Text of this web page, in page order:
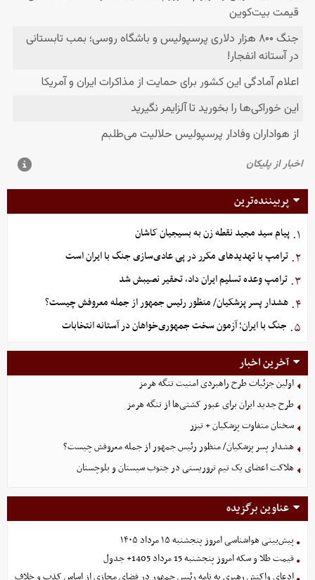
پربیننده‌ترین
۱. پیام سید مجید نقطه زن به بسیجیان کاشان
۲. ترامپ با تهدیدهای مکرر در پی عادی‌سازی جنگ با ایران است
۳. ترامپ وعده تسلیم ایران داد، تحقیر نصیبش شد
۴. هشدار پسر پزشکیان/ منظور رئیس جمهور از جمله معروفش چیست؟
۵. جنگ با ایران؛ آزمون سخت جمهوری‌خواهان در آستانه انتخابات
آخرین اخبار
اولین جزئیات طرح راهبردی امنیت تنگه هرمز
طرح جدید ایران برای عبور کشتی‌ها از تنگه هرمز
سخنان متفاوت پزشکیان + تیزر
هشدار پسر پزشکیان/ منظور رئیس جمهور از جمله معروفش چیست؟
هلاکت اعضای یک تیم تروریستی در جنوب سیستان و بلوچستان
عناوین برگزیده
پیش‌بینی هواشناسی امروز پنجشنبه ۱۵ مرداد ۱۴۰۵
قیمت طلا و سکه امروز پنجشنبه 15 مرداد 1405+ جدول